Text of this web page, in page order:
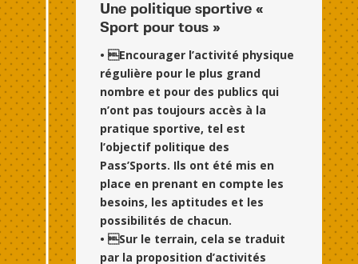
Une politique sportive «
Sport pour tous »
• Encourager l’activité physique
régulière pour le plus grand
nombre et pour des publics qui
n’ont pas toujours accès à la
pratique sportive, tel est
l’objectif politique des
Pass’Sports. Ils ont été mis en
place en prenant en compte les
besoins, les aptitudes et les
possibilités de chacun.
• Sur le terrain, cela se traduit
par la proposition d’activités